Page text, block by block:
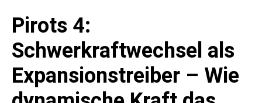
Pirots 4:
Schwerkraftwechsel als
Expansionstreiber – Wie